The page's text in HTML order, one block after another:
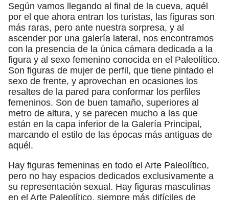
Según vamos llegando al final de la cueva, aquél
por el que ahora entran los turistas, las figuras son
más raras, pero ante nuestra sorpresa, y al
ascender por una galería lateral, nos encontramos
con la presencia de la única cámara dedicada a la
figura y al sexo femenino conocida en el Paleolítico.
Son figuras de mujer de perfil, que tiene pintado el
sexo de frente, y aprovechan en ocasiones los
resaltes de la pared para conformar los perfiles
femeninos. Son de buen tamaño, superiores al
metro de altura, y se parecen mucho a las que
están en la capa inferior de la Galería Principal,
marcando el estilo de las épocas más antiguas de
aquél.
Hay figuras femeninas en todo el Arte Paleolítico,
pero no hay espacios dedicados exclusivamente a
su representación sexual. Hay figuras masculinas
en el Arte Paleolítico, siempre más difíciles de